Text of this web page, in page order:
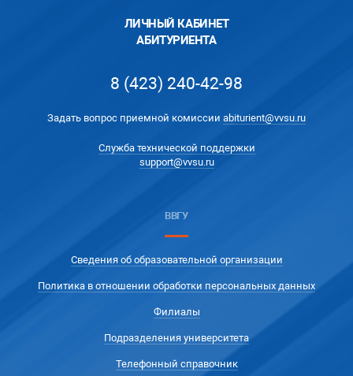
ЛИЧНЫЙ КАБИНЕТ
АБИТУРИЕНТА
8 (423) 240-42-98
Задать вопрос приемной комиссии abiturient@vvsu.ru
Служба технической поддержки
support@vvsu.ru
ВВГУ
Сведения об образовательной организации
Политика в отношении обработки персональных данных
Филиалы
Подразделения университета
Телефонный справочник